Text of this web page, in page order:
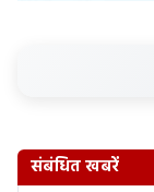
संबंधित खबरें